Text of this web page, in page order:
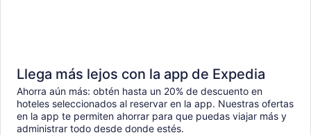
Llega más lejos con la app de Expedia
Ahorra aún más: obtén hasta un 20% de descuento en
hoteles seleccionados al reservar en la app. Nuestras ofertas
en la app te permiten ahorrar para que puedas viajar más y
administrar todo desde donde estés.